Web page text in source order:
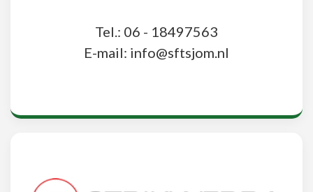
Tel.: 06 - 18497563
E-mail: info@sftsjom.nl